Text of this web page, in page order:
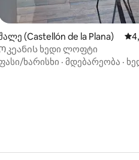
(Castellón de la Plana)
ხედი ლოფტი
ხარისხი · მდებარეობა ·